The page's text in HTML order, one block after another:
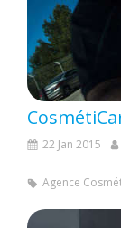
22 Jan 2015
Agence